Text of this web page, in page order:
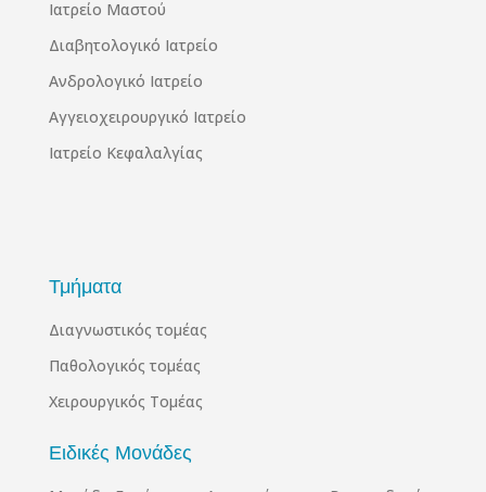
Ιατρείο Μαστού
Διαβητολογικό Ιατρείο
Ανδρολογικό Ιατρείο
Αγγειοχειρουργικό Ιατρείο
Ιατρείο Κεφαλαλγίας
Τμήματα
Διαγνωστικός τομέας
Παθολογικός τομέας
Χειρουργικός Τομέας
Ειδικές Μονάδες